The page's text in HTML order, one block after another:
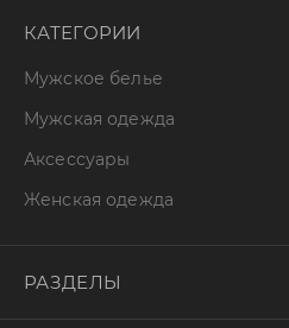
КАТЕГОРИИ
Мужское белье
Мужская одежда
Аксессуары
Женская одежда
РАЗДЕЛЫ